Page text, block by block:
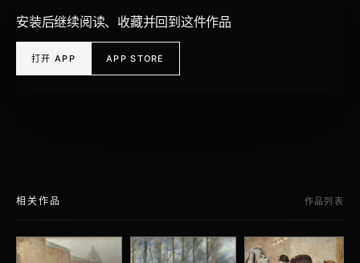
安装后继续阅读、收藏并回到这件作品
打开 APP APP STORE
相关作品 作品列表